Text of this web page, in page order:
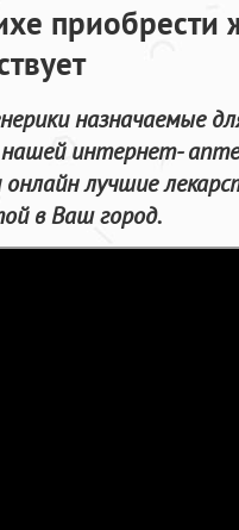
приобрести
назначаемые
интернет-
лучшие
в Ваш город.